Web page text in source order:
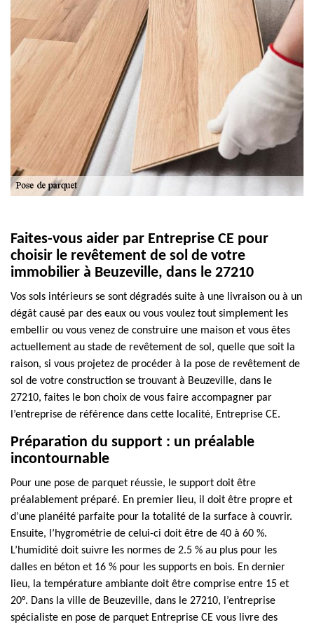
Faites-vous aider par Entreprise CE pour
choisir le revêtement de sol de votre
immobilier à Beuzeville, dans le 27210
Vos sols intérieurs se sont dégradés suite à une livraison ou à un
dégât causé par des eaux ou vous voulez tout simplement les
embellir ou vous venez de construire une maison et vous êtes
actuellement au stade de revêtement de sol, quelle que soit la
raison, si vous projetez de procéder à la pose de revêtement de
sol de votre construction se trouvant à Beuzeville, dans le
27210, faites le bon choix de vous faire accompagner par
l’entreprise de référence dans cette localité, Entreprise CE.
Préparation du support : un préalable
incontournable
Pour une pose de parquet réussie, le support doit être
préalablement préparé. En premier lieu, il doit être propre et
d’une planéité parfaite pour la totalité de la surface à couvrir.
Ensuite, l’hygrométrie de celui-ci doit être de 40 à 60 %.
L’humidité doit suivre les normes de 2.5 % au plus pour les
dalles en béton et 16 % pour les supports en bois. En dernier
lieu, la température ambiante doit être comprise entre 15 et
20°. Dans la ville de Beuzeville, dans le 27210, l’entreprise
spécialiste en pose de parquet Entreprise CE vous livre des